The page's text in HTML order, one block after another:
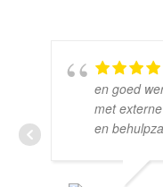
en goed
met
en